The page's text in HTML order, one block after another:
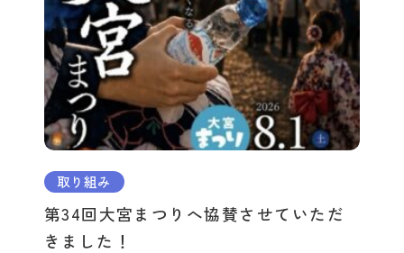
取り組み
第34回大宮まつりへ協賛させていただ
きました！